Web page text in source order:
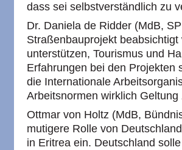
dass sei selbstverständlich zu
Dr. Daniela de Ridder (MdB,
Straßenbauprojekt
unterstützen, Tourismus und
Erfahrungen bei den Projekten
die Internationale
Arbeitsnormen wirklich
Ottmar von Holtz (MdB,
mutigere Rolle von
in Eritrea ein. Deutschland